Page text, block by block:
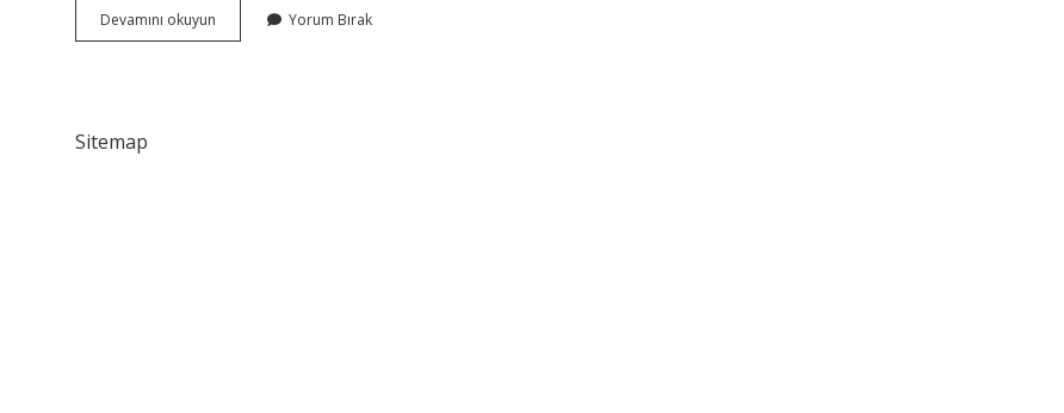
Devamını okuyun
Ahmet
Yorum Bırak
Sitemap